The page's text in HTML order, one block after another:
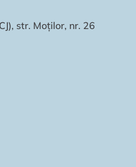
str. Moților, nr. 26